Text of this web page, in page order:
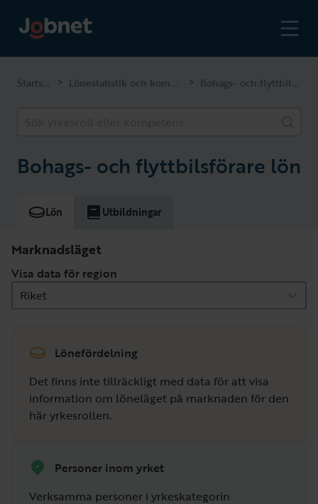
Startsidan > Lönestatistik och kompetenser > Bohags- och flyttbilsförare
Bohags- och flyttbilsförare lön
Lön Utbildningar
Marknadsläget
Visa data för region
Riket
Lönefördelning
Det finns inte tillräckligt med data för att visa
information om löneläget på marknaden för den
här yrkesrollen.
Personer inom yrket
Verksamma personer i yrkeskategorin